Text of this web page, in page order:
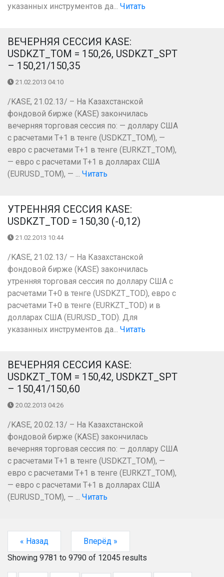
указанных инструментов да... Читать
ВЕЧЕРНЯЯ СЕССИЯ KASE:
USDKZT_TOM = 150,26, USDKZT_SPT
– 150,21/150,35
21.02.2013 04:10
/KASE, 21.02.13/ – На Казахстанской
фондовой бирже (KASE) закончилась
вечерняя торговая сессия по: — доллару США
с расчетами Т+1 в тенге (USDKZT_TOM), —
евро с расчетами Т+1 в тенге (EURKZT_TOM),
— евро с расчетами Т+1 в долларах США
(EURUSD_TOM), — ... Читать
УТРЕННЯЯ СЕССИЯ KASE:
USDKZT_TOD = 150,30 (-0,12)
21.02.2013 10:44
/KASE, 21.02.13/ – На Казахстанской
фондовой бирже (KASE) закончилась
утренняя торговая сессия по доллару США с
расчетами Т+0 в тенге (USDKZT_TOD), евро с
расчетами T+0 в тенге (EURKZT_TOD) и в
долларах США (EURUSD_TOD). Для
указанных инструментов да... Читать
ВЕЧЕРНЯЯ СЕССИЯ KASE:
USDKZT_TOM = 150,42, USDKZT_SPT
– 150,41/150,60
20.02.2013 04:26
/KASE, 20.02.13/ – На Казахстанской
фондовой бирже (KASE) закончилась
вечерняя торговая сессия по: — доллару США
с расчетами Т+1 в тенге (USDKZT_TOM), —
евро с расчетами Т+1 в тенге (EURKZT_TOM),
— евро с расчетами Т+1 в долларах США
(EURUSD_TOM), — ... Читать
« Назад
Вперёд »
Showing 9781 to 9790 of 12045 results